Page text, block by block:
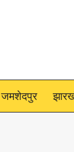
जमशेदपुर